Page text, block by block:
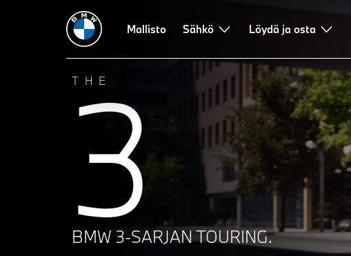
Mallisto Sähkö Löydä ja osta
THE
3
BMW 3-SARJAN TOURING.